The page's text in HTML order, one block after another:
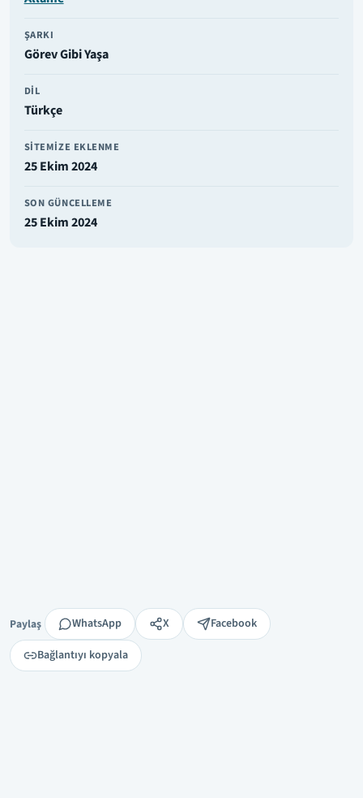
ŞARKI
Görev Gibi Yaşa
DIL
Türkçe
SITEMIZE EKLENME
25 Ekim 2024
SON GÜNCELLEME
25 Ekim 2024
Paylaş
Paylaş WhatsApp X
Facebook
Bağlantıyı kopyala